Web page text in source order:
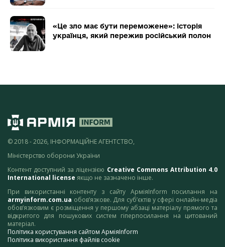
«Це зло має бути переможене»: історія
українця, який пережив російський полон
© 2018 - 2026, ІНФОРМАЦІЙНЕ АГЕНТСТВО,
Міністерство оборони України
Контент доступний за ліцензією Creative Commons Attribution 4.0
International license якщо не зазначено інше.
При використанні контенту з сайту АрміяInform посилання на
armyinform.com.ua обов’язкове. Для суб’єктів у сфері онлайн-медіа
обов’язковим є розміщення у першому абзаці матеріалу прямого та
відкритого для пошукових систем гіперпосилання на цитований
матеріал.
Політика користування сайтом АрміяInform
Політика використання файлів cookie